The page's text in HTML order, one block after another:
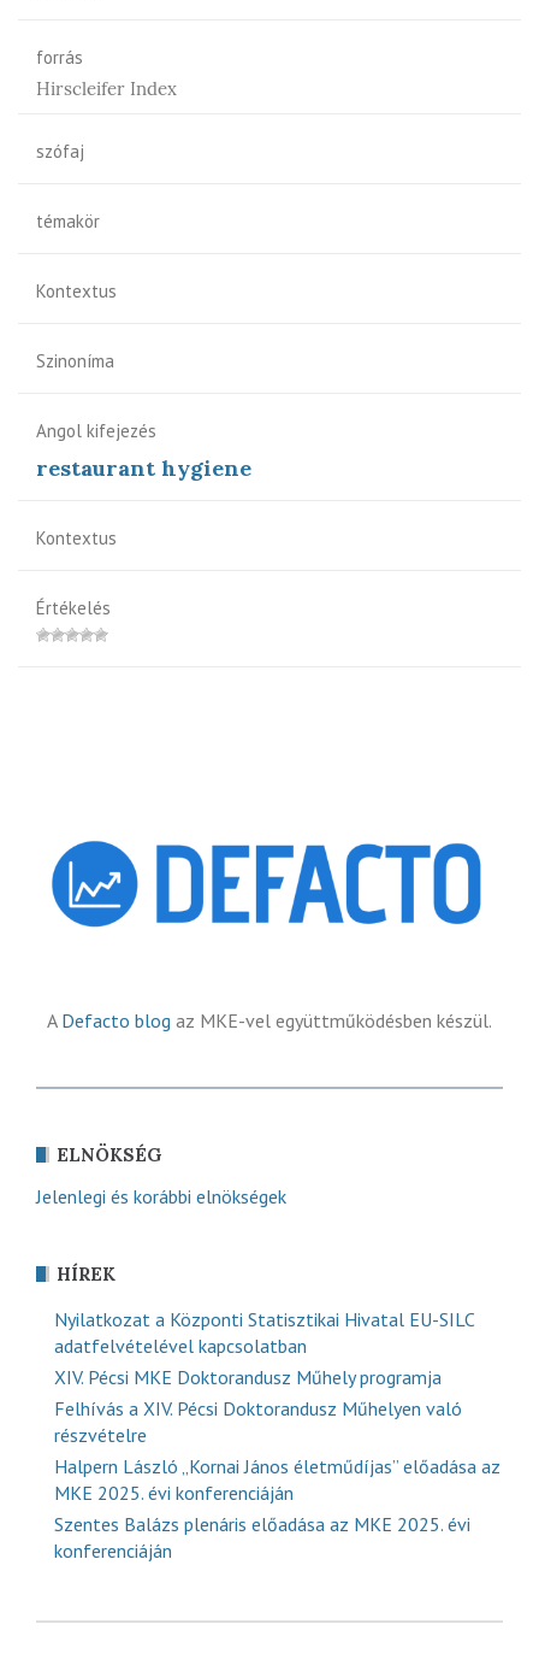
forrás
Hirscleifer Index
szófaj
témakör
Kontextus
Szinoníma
Angol kifejezés
restaurant hygiene
Kontextus
Értékelés
A Defacto blog az MKE-vel együttműködésben készül.
ELNÖKSÉG
Jelenlegi és korábbi elnökségek
HÍREK
Nyilatkozat a Központi Statisztikai Hivatal EU-SILC
adatfelvételével kapcsolatban
XIV. Pécsi MKE Doktorandusz Műhely programja
Felhívás a XIV. Pécsi Doktorandusz Műhelyen való
részvételre
Halpern László „Kornai János életműdíjas” előadása az
MKE 2025. évi konferenciáján
Szentes Balázs plenáris előadása az MKE 2025. évi
konferenciáján